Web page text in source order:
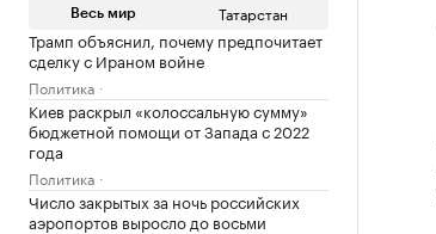
Весь мир Татарстан
Трамп объяснил, почему предпочитает
сделку с Ираном войне
Политика
Киев раскрыл «колоссальную сумму»
бюджетной помощи от Запада с 2022
года
Политика
Число закрытых за ночь российских
аэропортов выросло до восьми